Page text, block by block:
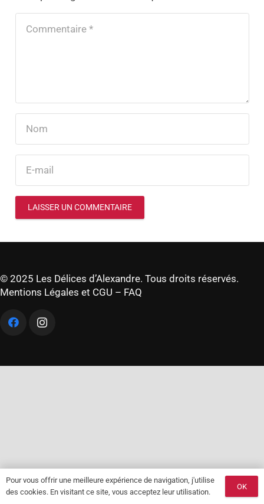
LAISSER UN COMMENTAIRE
© 2025 Les Délices d’Alexandre. Tous droits réservés.
Mentions Légales et CGU – FAQ
Pour vous offrir une meilleure expérience de navigation, j'utilise
des cookies. En visitant ce site, vous acceptez leur utilisation.
OK